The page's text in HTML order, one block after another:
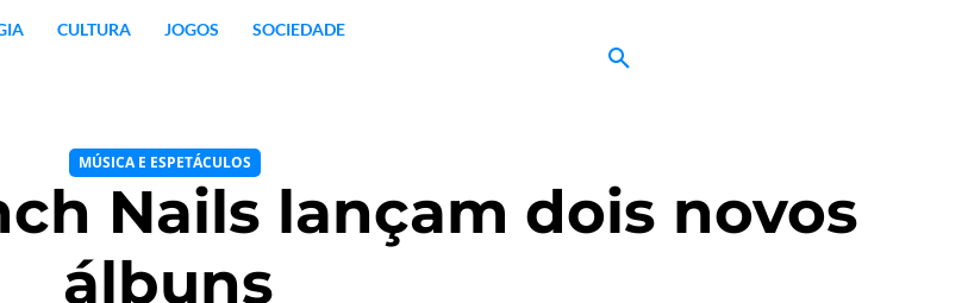
CULTURA JOGOS SOCIEDADE
MÚSICA E ESPETÁCULOS
Nails lançam dois novos
álbuns